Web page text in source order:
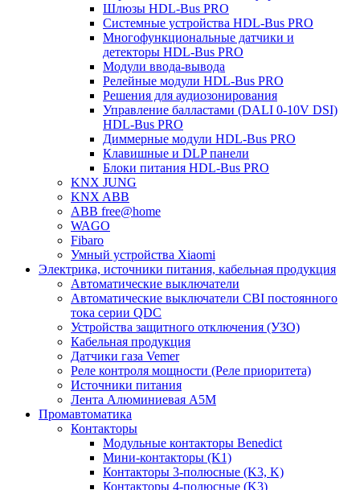
Шлюзы HDL-Bus PRO
Системные устройства HDL-Bus PRO
Многофункциональные датчики и
детекторы HDL-Bus PRO
Модули ввода-вывода
Релейные модули HDL-Bus PRO
Решения для аудиозонирования
Управление балластами (DALI 0-10V DSI)
HDL-Bus PRO
Диммерные модули HDL-Bus PRO
Клавишные и DLP панели
Блоки питания HDL-Bus PRO
KNX JUNG
KNX ABB
ABB free@home
WAGO
Fibaro
Умный устройства Xiaomi
Электрика, источники питания, кабельная продукция
Автоматические выключатели
Автоматические выключатели CBI постоянного
тока серии QDC
Устройства защитного отключения (УЗО)
Кабельная продукция
Датчики газа Vemer
Реле контроля мощности (Реле приоритета)
Источники питания
Лента Алюминиевая А5М
Промавтоматика
Контакторы
Модульные контакторы Benedict
Мини-контакторы (K1)
Контакторы 3-полюсные (K3, K)
Контакторы 4-полюсные (K3)